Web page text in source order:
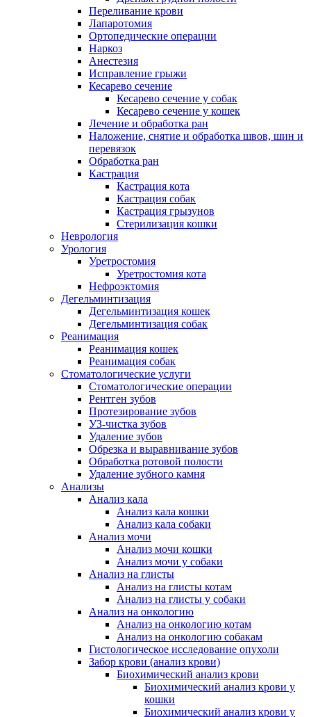
Переливание крови
Лапаротомия
Ортопедические операции
Наркоз
Анестезия
Исправление грыжи
Кесарево сечение
Кесарево сечение у собак
Кесарево сечение у кошек
Лечение и обработка ран
Наложение, снятие и обработка швов, шин и
перевязок
Обработка ран
Кастрация
Кастрация кота
Кастрация собак
Кастрация грызунов
Стерилизация кошки
Неврология
Урология
Уретростомия
Уретростомия кота
Нефроэктомия
Дегельминтизация
Дегельминтизация кошек
Дегельминтизация собак
Реанимация
Реанимация кошек
Реанимация собак
Стоматологические услуги
Стоматологические операции
Рентген зубов
Протезирование зубов
УЗ-чистка зубов
Удаление зубов
Обрезка и выравнивание зубов
Обработка ротовой полости
Удаление зубного камня
Анализы
Анализ кала
Анализ кала кошки
Анализ кала собаки
Анализ мочи
Анализ мочи кошки
Анализ мочи у собаки
Анализ на глисты
Анализ на глисты котам
Анализ на глисты у собаки
Анализ на онкологию
Анализ на онкологию котам
Анализ на онкологию собакам
Гистологическое исследование опухоли
Забор крови (анализ крови)
Биохимический анализ крови
Биохимический анализ крови у
кошки
Биохимический анализ крови у